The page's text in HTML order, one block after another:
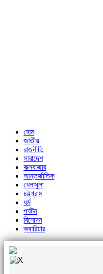
হোম
জাতীয়
রাজনীতি
সারাদেশ
কক্সবাজার
আন্তর্জাতিক
খেলাধুলা
চট্টগ্রাম
ধর্ম
পর্যটন
বিনোদন
ক্যারিয়ার